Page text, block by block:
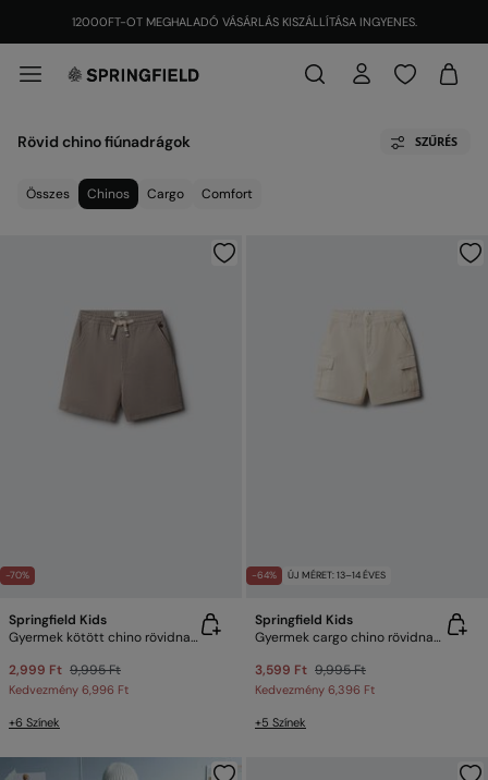
12000FT-OT MEGHALADÓ VÁSÁRLÁS KISZÁLLÍTÁSA INGYENES.
Rövid chino fiúnadrágok SZŰRÉS
Összes Chinos Cargo Comfort
-70%
Springfield Kids
Gyermek kötött chino rövidnadrág
2,999 Ft 9,995 Ft
Kedvezmény 6,996 Ft
+6 Színek
-64% ÚJ MÉRET: 13–14 ÉVES
Springfield Kids
Gyermek cargo chino rövidnadrág
3,599 Ft 9,995 Ft
Kedvezmény 6,396 Ft
+5 Színek